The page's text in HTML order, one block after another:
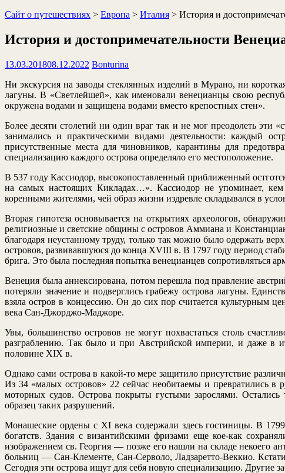
Сайт о путешествиях > Европа > Италия > История и
История и достопримечательности
13.03.201808.12.2022 Bonturina
Ни экскурсия на заводы стеклянных изделий в Мурано, ни
лагуны. В «Светлейшей», как именовали венецианцы свою
окружена водами и защищена водами вместо крепостных стен».
Более десяти столетий ни один враг так и не мог преодолеть эти
занимались и практическими видами деятельности: каждый
присутственные места для чиновников, карантины для
специализацию каждого острова определяло его местоположение.
В 537 году Кассиодор, высокопоставленный приближенный
на самых настоящих Кикладах…». Кассиодор не упоминает,
коренными жителями, чей образ жизни издревле складывался в
Вторая гипотеза основывается на открытиях археологов,
религиозные и светские общины с островов Аммиана и
благодаря неустанному труду, только так можно было одержать
островов, развивавшуюся до конца XVIII в. В 1797 году период
брига. Это была последняя попытка венецианцев сопротивляться
Венеция была аннексирована, потом перешла под правление
потеряли значение и подверглись грабежу острова лагуны.
взяла остров в концессию. Он до сих пор считается культурным
века Сан-Джорджо-Маджоре.
Увы, большинство островов не могут похвастаться столь
разграблению. Так было и при Австрийской империи, и даже в
половине XIX в.
Однако сами острова в какой-то мере защитило присутствие
Из 34 «малых островов» 22 сейчас необитаемы и превратились
моторных судов. Острова покрыты густыми зарослями.
образец таких разрушений.
Монашеские ордены с XI века содержали здесь гостиницы. В
богатств. Здания с византийскими фризами еще кое-как
изображением св. Георгия — позже его нашли на складе некоего
больниц — Сан-Клементе, Сан-Серволо, Ладзаретто-Веккио.
Сегодня эти острова ищут для себя новую специализацию. Другие